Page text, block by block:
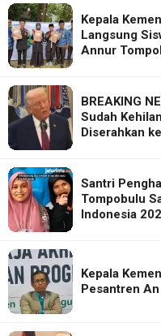
Kepala
Langsung
Annur
BREAKING
Sudah
Diserahkan
Santri
Tompobulu
Indonesia
Kepala
Pesantren